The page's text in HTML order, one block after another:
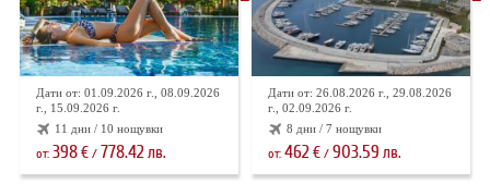
Дати от: 01.09.2026 г., 08.09.2026
г., 15.09.2026 г.
11 дни / 10 нощувки
от: 398€/ 778.42лв.
Дати от: 26.08.2026 г., 29.08.2026
г., 02.09.2026 г.
8 дни / 7 нощувки
от:462€ /903.59 лв.